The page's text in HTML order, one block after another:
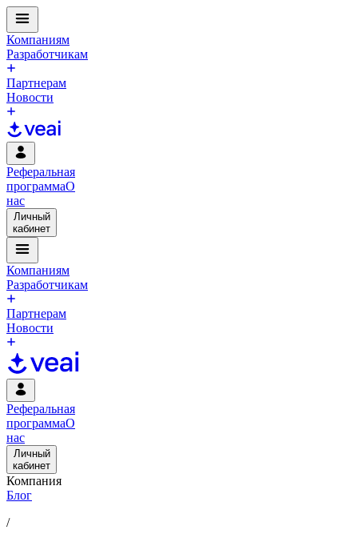
Компаниям
Разработчикам
Партнерам
Новости
Реферальная
программаО
нас
Личный
кабинет
Компаниям
Разработчикам
Партнерам
Новости
Реферальная
программаО
нас
Личный
кабинет
Компания
Блог
/